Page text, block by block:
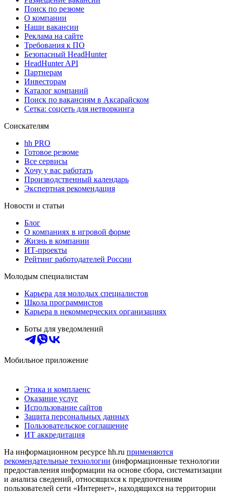
Поиск по резюме
О компании
Наши вакансии
Реклама на сайте
Требования к ПО
Безопасный HeadHunter
HeadHunter API
Партнерам
Инвесторам
Каталог компаний
Поиск по вакансиям в Аксарайском
Сетка: соцсеть для нетворкинга
Соискателям
hh PRO
Готовое резюме
Все сервисы
Хочу у вас работать
Производственный календарь
Экспертная рекомендация
Новости и статьи
Блог
О компаниях в игровой форме
Жизнь в компании
ИТ-проекты
Рейтинг работодателей России
Молодым специалистам
Карьера для молодых специалистов
Школа программистов
Карьера в некоммерческих организациях
Боты для уведомлений
Мобильное приложение
Этика и комплаенс
Оказание услуг
Использование сайтов
Защита персональных данных
Пользовательское соглашение
ИТ аккредитация
На информационном ресурсе hh.ru применяются
рекомендательные технологии (информационные технологии
предоставления информации на основе сбора, систематизации
и анализа сведений, относящихся к предпочтениям
пользователей сети «Интернет», находящихся на территории